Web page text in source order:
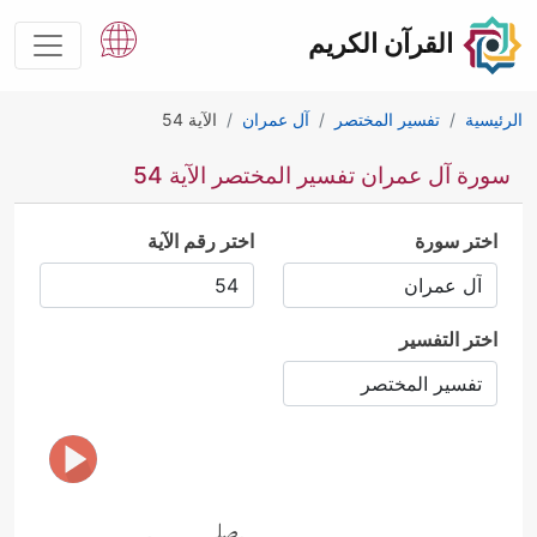
القرآن الكريم
الرئيسية تفسير المختصر آل عمران الآية 54
سورة آل عمران تفسير المختصر الآية 54
اختر سورة اختر رقم الآية
اختر التفسير